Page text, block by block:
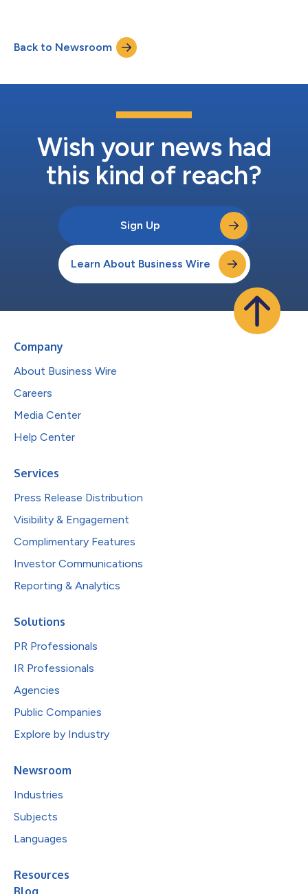
ーター、セローナとの協業により、AI対応のプライベート5Gおよ
び自律型ネットワークソリューションの提供を開始すると発表し
ました。 このエンドツーエンドのソリューションは、サザーラ
（SMO）プラットフォームとAI搭載xApps・rAppsスイートを、
により、自律管理型のインテントベース・ネットワークが実現さ
れ、人的介入を大幅に削減するとともに、企業環境と通信環境の
す。 サザーランドのコミュニケーション・メディア＆エンター
テインメント最高経営責任者であるスリ...
Back to Newsroom
Wish your news had
this kind of reach?
Sign Up
Learn About Business Wire
Company
About Business Wire
Careers
Media Center
Help Center
Services
Press Release Distribution
Visibility & Engagement
Complimentary Features
Investor Communications
Reporting & Analytics
Solutions
PR Professionals
IR Professionals
Agencies
Public Companies
Explore by Industry
Newsroom
Industries
Subjects
Languages
Resources